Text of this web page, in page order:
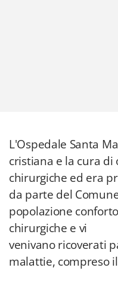
L'Ospedale Santa
cristiana e la cura
chirurgiche ed era
da parte del
popolazione
chirurgiche e vi
venivano ricoverati
malattie, compreso